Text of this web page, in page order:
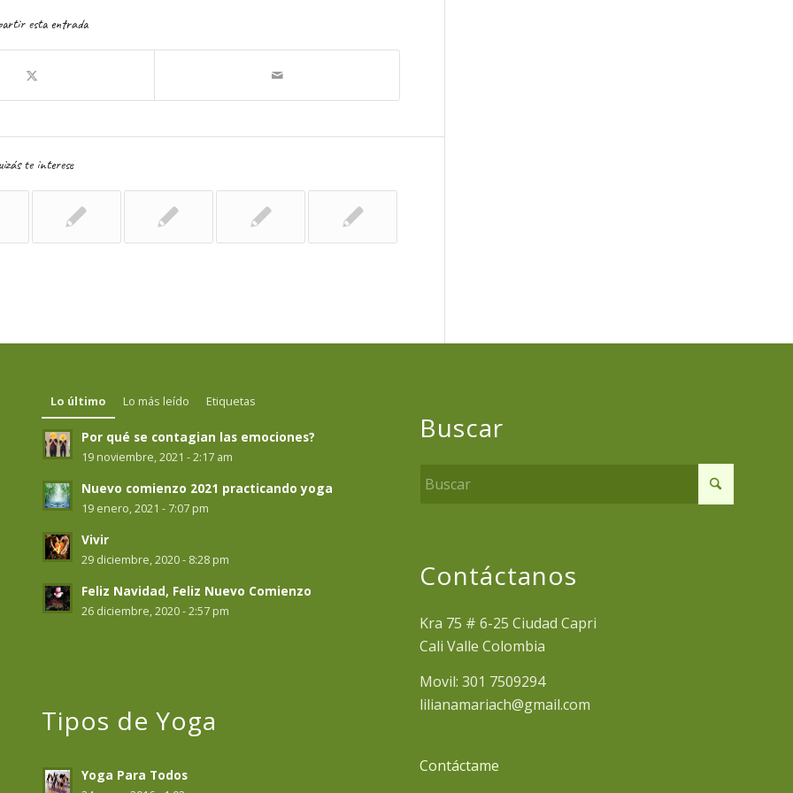
esta entrada
te interese
Lo último Lo más leído Etiquetas
Por qué se contagian las emociones?
19 noviembre, 2021 - 2:17 am
Nuevo comienzo 2021 practicando yoga
19 enero, 2021 - 7:07 pm
Vivir
29 diciembre, 2020 - 8:28 pm
Feliz Navidad, Feliz Nuevo Comienzo
26 diciembre, 2020 - 2:57 pm
Tipos de Yoga
Yoga Para Todos
Buscar
Contáctanos
Kra 75 # 6-25 Ciudad Capri
Cali Valle Colombia
Movil: 301 7509294
lilianamariach@gmail.com
Contáctame